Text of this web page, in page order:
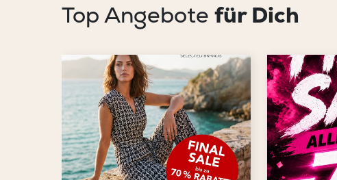
Top Angebote für Dich